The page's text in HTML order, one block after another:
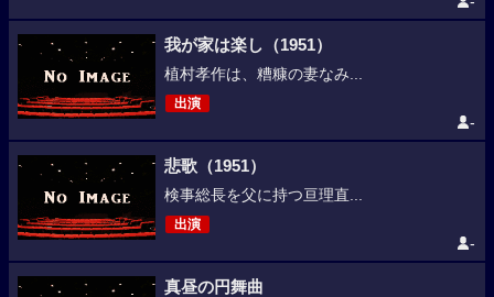
我が家は楽し（1951）
植村孝作は、糟糠の妻なみ...
出演
-
悲歌（1951）
検事総長を父に持つ亘理直...
出演
-
真昼の円舞曲